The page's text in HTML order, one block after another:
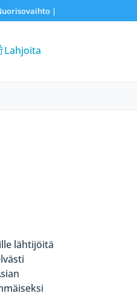
|
Lahjoita
lähtijöitä